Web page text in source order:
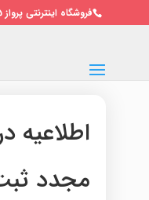
فروشگاه اینترنتی پرواز 09128501125 / 02122691010
اطلاعیه
مجدد